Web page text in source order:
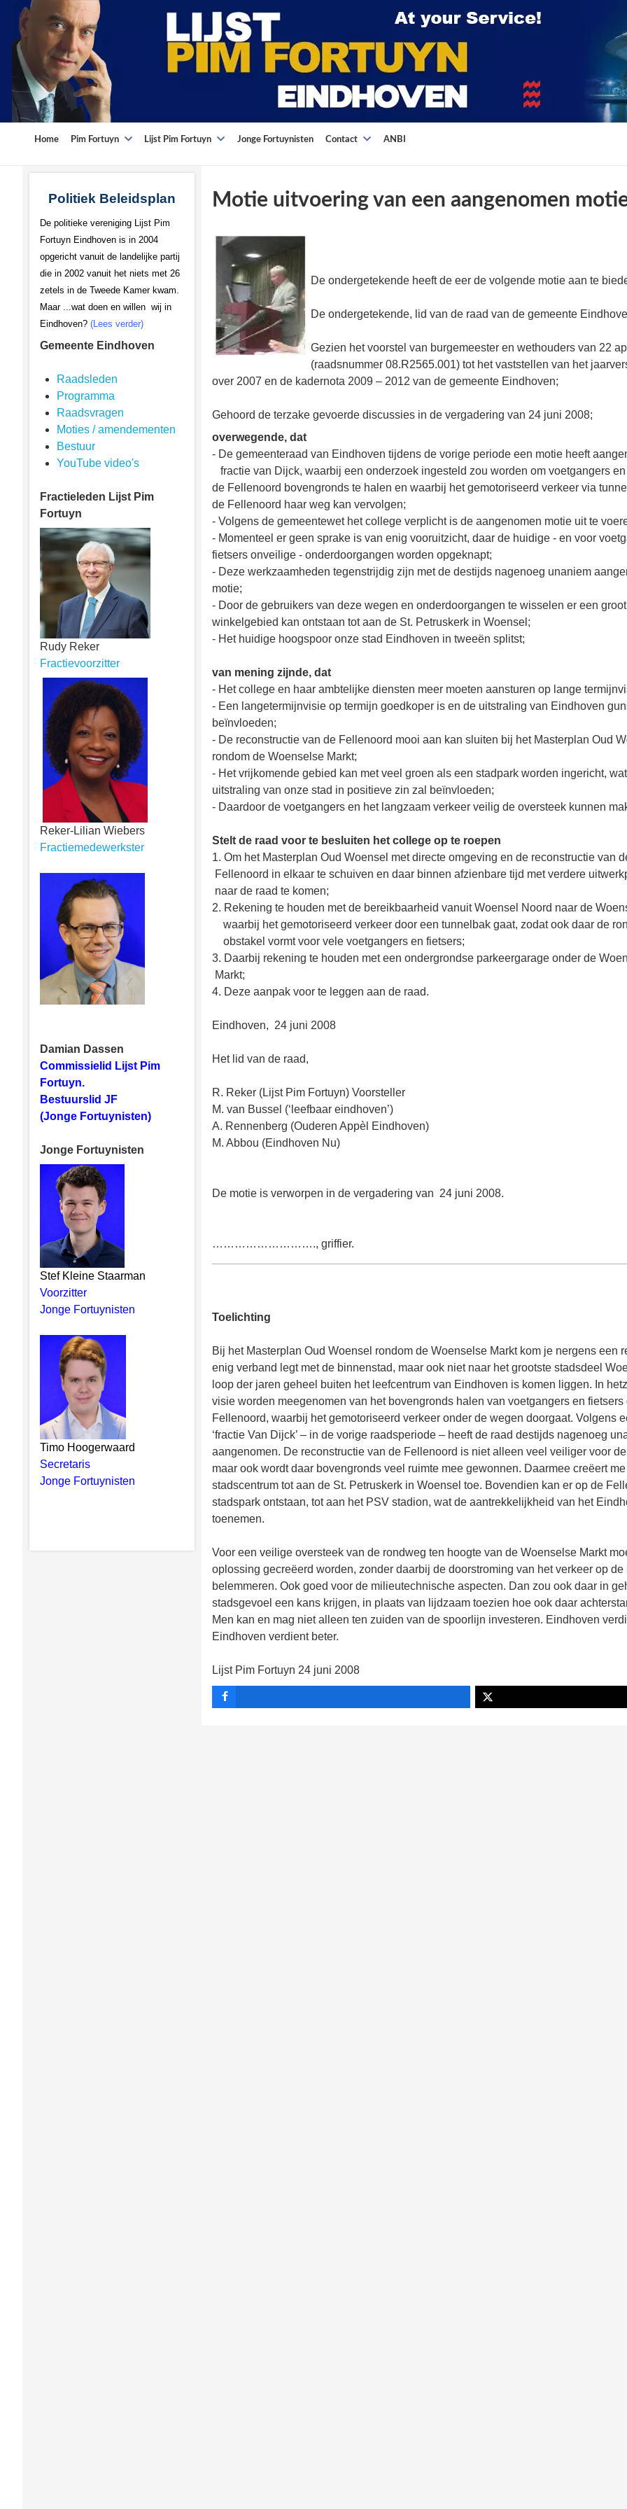
Home Pim Fortuyn Lijst Pim Fortuyn Jonge Fortuynisten Contact ANBI
Politiek Beleidsplan
De politieke vereniging Lijst Pim
Fortuyn Eindhoven is in 2004
opgericht vanuit de landelijke partij
die in 2002 vanuit het niets met 26
zetels in de Tweede Kamer kwam.
Maar ...wat doen en willen wij in
Eindhoven? (Lees verder)
Gemeente Eindhoven
Raadsleden
Programma
Raadsvragen
Moties / amendementen
Bestuur
YouTube video's
Fractieleden Lijst Pim
Fortuyn
Rudy Reker
Fractievoorzitter
Reker-Lilian Wiebers
Fractiemedewerkster
Damian Dassen
Commissielid Lijst Pim
Fortuyn.
Bestuurslid JF
(Jonge Fortuynisten)
Jonge Fortuynisten
Stef Kleine Staarman
Voorzitter
Jonge Fortuynisten
Timo Hoogerwaard
Secretaris
Jonge Fortuynisten
Motie uitvoering van een aangenomen
De ondergetekende heeft de eer de volgende motie aan te
De ondergetekende, lid van de raad van de gemeente
Gezien het voorstel van burgemeester en wethouders van 22
(raadsnummer 08.R2565.001) tot het vaststellen van het
over 2007 en de kadernota 2009 – 2012 van de gemeente Eindhoven;
Gehoord de terzake gevoerde discussies in de vergadering van 24 juni 2008;
overwegende, dat
- De gemeenteraad van Eindhoven tijdens de vorige periode een motie heeft
fractie van Dijck, waarbij een onderzoek ingesteld zou worden om voetgangers
de Fellenoord bovengronds te halen en waarbij het gemotoriseerd verkeer via
de Fellenoord haar weg kan vervolgen;
- Volgens de gemeentewet het college verplicht is de aangenomen motie uit te
- Momenteel er geen sprake is van enig vooruitzicht, daar de huidige - en voor
fietsers onveilige - onderdoorgangen worden opgeknapt;
- Deze werkzaamheden tegenstrijdig zijn met de destijds nagenoeg unaniem
motie;
- Door de gebruikers van deze wegen en onderdoorgangen te wisselen er een groot
winkelgebied kan ontstaan tot aan de St. Petruskerk in Woensel;
- Het huidige hoogspoor onze stad Eindhoven in tweeën splitst;
van mening zijnde, dat
- Het college en haar ambtelijke diensten meer moeten aansturen op lange
- Een langetermijnvisie op termijn goedkoper is en de uitstraling van Eindhoven
beïnvloeden;
- De reconstructie van de Fellenoord mooi aan kan sluiten bij het Masterplan Oud
rondom de Woenselse Markt;
- Het vrijkomende gebied kan met veel groen als een stadpark worden ingericht,
uitstraling van onze stad in positieve zin zal beïnvloeden;
- Daardoor de voetgangers en het langzaam verkeer veilig de oversteek kunnen
Stelt de raad voor te besluiten het college op te roepen
1. Om het Masterplan Oud Woensel met directe omgeving en de reconstructie van
Fellenoord in elkaar te schuiven en daar binnen afzienbare tijd met verdere
naar de raad te komen;
2. Rekening te houden met de bereikbaarheid vanuit Woensel Noord naar de
waarbij het gemotoriseerd verkeer door een tunnelbak gaat, zodat ook daar de
obstakel vormt voor vele voetgangers en fietsers;
3. Daarbij rekening te houden met een ondergrondse parkeergarage onder de
Markt;
4. Deze aanpak voor te leggen aan de raad.
Eindhoven, 24 juni 2008
Het lid van de raad,
R. Reker (Lijst Pim Fortuyn) Voorsteller
M. van Bussel (‘leefbaar eindhoven’)
A. Rennenberg (Ouderen Appèl Eindhoven)
M. Abbou (Eindhoven Nu)
De motie is verworpen in de vergadering van 24 juni 2008.
………………………., griffier.
Toelichting
Bij het Masterplan Oud Woensel rondom de Woenselse Markt kom je nergens een
enig verband legt met de binnenstad, maar ook niet naar het grootste stadsdeel
loop der jaren geheel buiten het leefcentrum van Eindhoven is komen liggen. In
visie worden meegenomen van het bovengronds halen van voetgangers en fietsers
Fellenoord, waarbij het gemotoriseerd verkeer onder de wegen doorgaat. Volgens
‘fractie Van Dijck’ – in de vorige raadsperiode – heeft de raad destijds nagenoeg
aangenomen. De reconstructie van de Fellenoord is niet alleen veel veiliger voor
maar ook wordt daar bovengronds veel ruimte mee gewonnen. Daarmee creëert
stadscentrum tot aan de St. Petruskerk in Woensel toe. Bovendien kan er op de
stadspark ontstaan, tot aan het PSV stadion, wat de aantrekkelijkheid van het
toenemen.
Voor een veilige oversteek van de rondweg ten hoogte van de Woenselse Markt
oplossing gecreëerd worden, zonder daarbij de doorstroming van het verkeer op de
belemmeren. Ook goed voor de milieutechnische aspecten. Dan zou ook daar in
stadsgevoel een kans krijgen, in plaats van lijdzaam toezien hoe ook daar
Men kan en mag niet alleen ten zuiden van de spoorlijn investeren. Eindhoven
Eindhoven verdient beter.
Lijst Pim Fortuyn 24 juni 2008